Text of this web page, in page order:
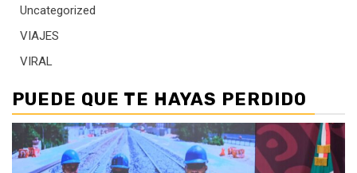
Uncategorized
VIAJES
VIRAL
PUEDE QUE TE HAYAS PERDIDO